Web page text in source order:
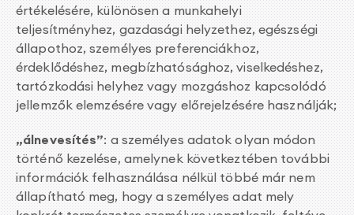
értékelésére, különösen a munkahelyi
teljesítményhez, gazdasági helyzethez, egészségi
állapothoz, személyes preferenciákhoz,
érdeklődéshez, megbízhatósághoz, viselkedéshez,
tartózkodási helyhez vagy mozgáshoz kapcsolódó
jellemzők elemzésére vagy előrejelzésére használják;
„álnevesítés”: a személyes adatok olyan módon
történő kezelése, amelynek következtében további
információk felhasználása nélkül többé már nem
állapítható meg, hogy a személyes adat mely